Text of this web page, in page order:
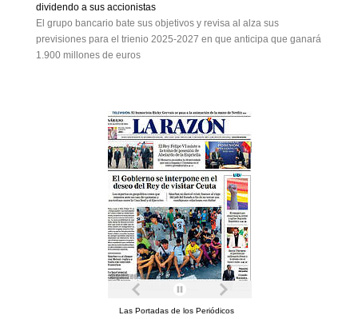
dividendo a sus accionistas
El grupo bancario bate sus objetivos y revisa al alza sus
previsiones para el trienio 2025-2027 en que anticipa que ganará
1.900 millones de euros
Las Portadas de los Periódicos